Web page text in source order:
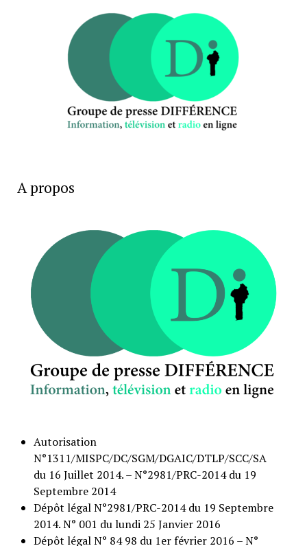
A propos
Autorisation
N°1311/MISPC/DC/SGM/DGAIC/DTLP/SCC/SA
du 16 Juillet 2014. – N°2981/PRC-2014 du 19
Septembre 2014
Dépôt légal N°2981/PRC-2014 du 19 Septembre
2014. N° 001 du lundi 25 Janvier 2016
Dépôt légal N° 84 98 du 1er février 2016 – N°